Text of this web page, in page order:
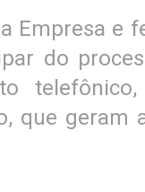
Empresa e
do
telefônico,
que